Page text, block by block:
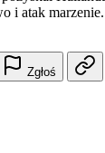
i atak
Zgłoś